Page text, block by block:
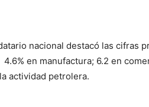
nacional destacó las cifras
en manufactura; 6.2 en
actividad petrolera.